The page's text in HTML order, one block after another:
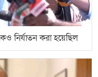
নির্যাতন করা হয়েছিল